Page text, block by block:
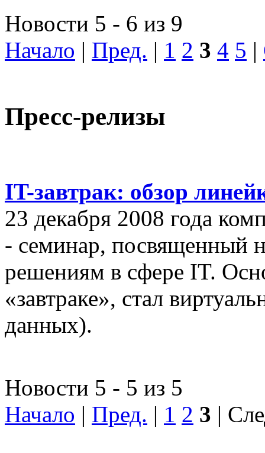
Новости 5 - 6 из 9
Начало | Пред. | 1 2 3 4 5 |
Пресс-релизы
IT-завтрак: обзор
23 декабря 2008 года
- семинар, посвященный
решениям в сфере IT.
«завтраке», стал
данных).
Новости 5 - 5 из 5
Начало | Пред. | 1 2 3 |